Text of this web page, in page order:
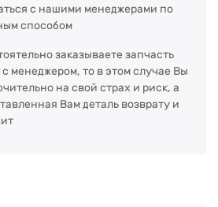
с нашими менеджерами по
способом
заказываете запчасть
менеджером, то в этом случае Вы
на свой страх и риск, а
Вам деталь возврату и